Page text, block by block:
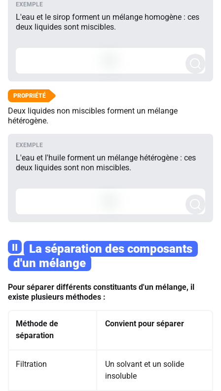
L'eau et le sirop forment un mélange homogène : ces
deux liquides sont miscibles.
Deux liquides non miscibles forment un mélange
hétérogène.
L'eau et l'huile forment un mélange hétérogène : ces
deux liquides sont non miscibles.
II
La séparation des composants
d'un mélange
Pour séparer différents constituants d'un mélange, il
existe plusieurs méthodes :
Méthode de
séparation
Convient pour séparer
Filtration
Un solvant et un solide
insoluble